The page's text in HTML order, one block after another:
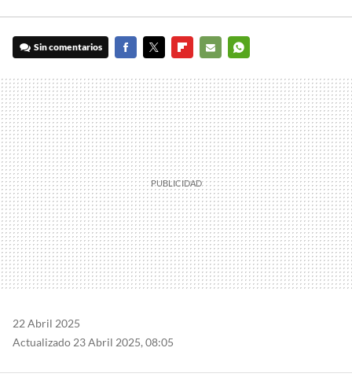
Sin comentarios
MAIL
22 Abril 2025
Actualizado 23 Abril 2025, 08:05